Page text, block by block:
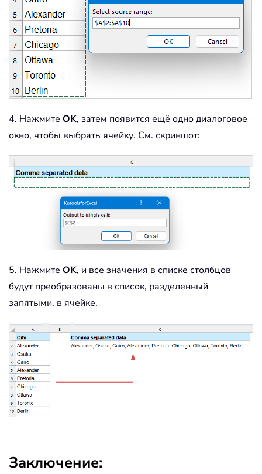
4. Нажмите OK, затем появится ещё одно диалоговое
окно, чтобы выбрать ячейку. См. скриншот:
5. Нажмите OK, и все значения в списке столбцов
будут преобразованы в список, разделенный
запятыми, в ячейке.
Заключение: